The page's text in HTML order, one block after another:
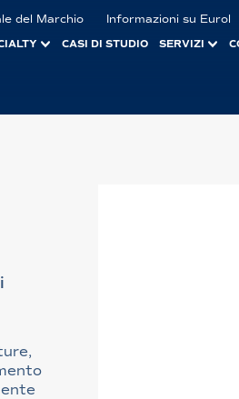
del Marchio Informazioni su Eurol
CASI DI STUDIO SERVIZI